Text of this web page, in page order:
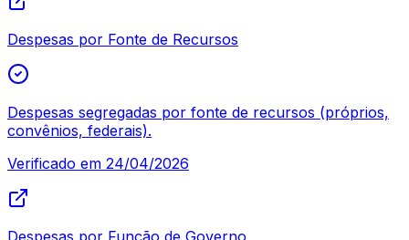
Despesas por Fonte de Recursos
Despesas segregadas por fonte de recursos (próprios,
convênios, federais).
Verificado em 24/04/2026
Despesas por Função de Governo